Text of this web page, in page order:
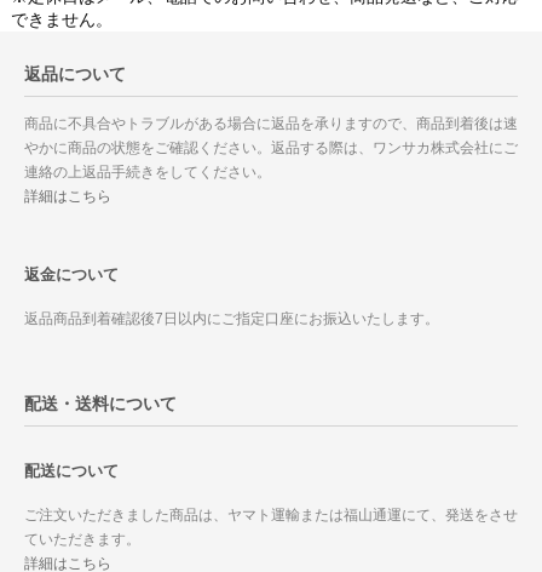
できません。
返品について
商品に不具合やトラブルがある場合に返品を承りますので、商品到着後は速
やかに商品の状態をご確認ください。返品する際は、ワンサカ株式会社にご
連絡の上返品手続きをしてください。
詳細はこちら
返金について
返品商品到着確認後7日以内にご指定口座にお振込いたします。
配送・送料について
配送について
ご注文いただきました商品は、ヤマト運輸または福山通運にて、発送をさせ
ていただきます。
詳細はこちら